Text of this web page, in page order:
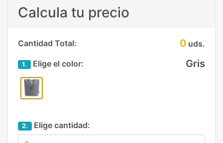
Calcula tu precio
Cantidad Total: 0 uds.
1. Elige el color: Gris
2. Elige cantidad: